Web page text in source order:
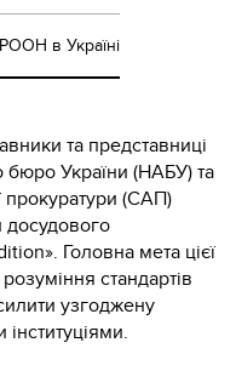
в Україні
та представниці
бюро України (НАБУ) та
прокуратури (САП)
Головна мета цієї
стандартів
узгоджену